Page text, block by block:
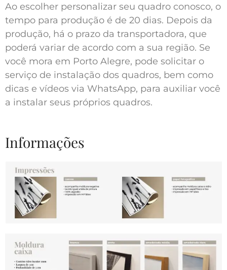
Ao escolher personalizar seu quadro conosco, o
tempo para produção é de 20 dias. Depois da
produção, há o prazo da transportadora, que
poderá variar de acordo com a sua região. Se
você mora em Porto Alegre, pode solicitar o
serviço de instalação dos quadros, bem como
dicas e vídeos via WhatsApp, para auxiliar você
a instalar seus próprios quadros.
Informações